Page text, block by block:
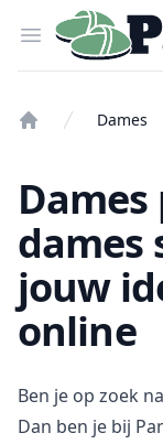
Open menu
Pantoffels.nl
Dames
dames
jouw
online
Ben je op zoek
Dan ben je bij